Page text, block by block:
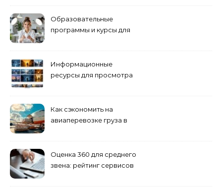
Образовательные
программы и курсы для
Информационные
ресурсы для просмотра
Как сэкономить на
авиаперевозке груза в
Оценка 360 для среднего
звена: рейтинг сервисов